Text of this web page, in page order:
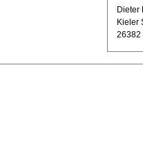
Dieter
Kieler
26382